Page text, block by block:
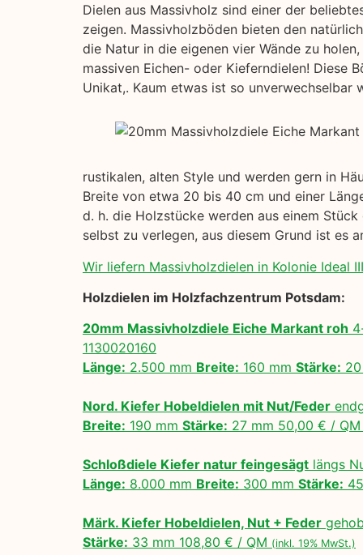
Dielen aus Massivholz sind einer der
zeigen. Massivholzböden bieten den
die Natur in die eigenen vier Wände zu
massiven Eichen- oder Kieferndielen! Diese
Unikat,. Kaum etwas ist so
rustikalen, alten Style und werden gern in
Breite von etwa 20 bis 40 cm und einer
d. h. die Holzstücke werden aus einem
selbst zu verlegen, aus diesem Grund ist es
Wir liefern Massivholzdielen in Kolonie Ideal
Holzdielen im Holzfachzentrum Potsdam:
20mm Massivholzdiele Eiche Markant roh
1130020160
Länge: 2.500 mm Breite: 160 mm Stärke:
Nord. Kiefer Hobeldielen mit Nut/Feder
Breite: 190 mm Stärke: 27 mm 50,00 € / QM
Schloßdiele Kiefer natur feingesägt längs
Länge: 8.000 mm Breite: 300 mm Stärke:
Märk. Kiefer Hobeldielen, Nut + Feder
Stärke: 33 mm 108,80 € / QM (inkl. 19% MwSt.)